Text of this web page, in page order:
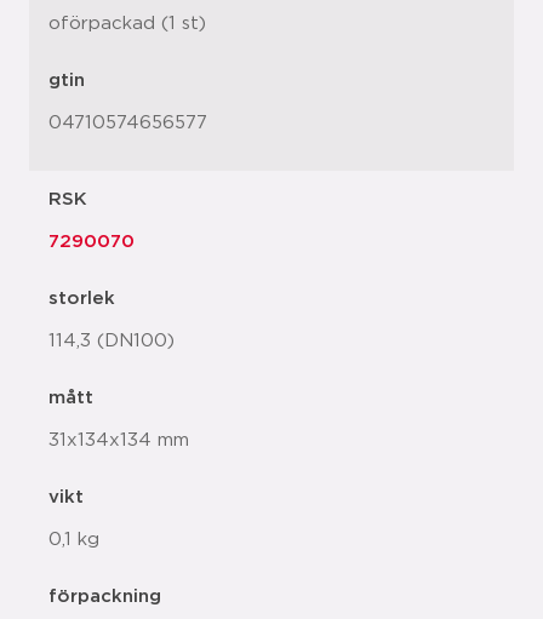
oförpackad (1 st)
gtin
04710574656577
RSK
7290070
storlek
114,3 (DN100)
mått
31x134x134 mm
vikt
0,1 kg
förpackning